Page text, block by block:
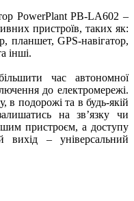
PowerPlant PB-LA602 –
пристроїв, таких як:
планшет, GPS-навігатор,
інші.
час автономної
до електромережі.
в подорожі та в будь-якій
на зв’язку чи
пристроєм, а доступу
вихід – універсальний